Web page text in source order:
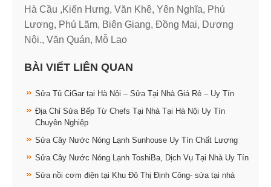
Hà Cầu ,Kiến Hưng, Văn Khê, Yên Nghĩa, Phú
Lương, Phú Lãm, Biên Giang, Đồng Mai, Dương
Nội., Văn Quán, Mỗ Lao
BÀI VIẾT LIÊN QUAN
Sửa Tủ CiGar tại Hà Nội – Sửa Tại Nhà Giá Rẻ – Uy Tín
Địa Chỉ Sửa Bếp Từ Chefs Tại Nhà Tại Hà Nội Uy Tín
Chuyên Nghiệp
Sửa Cây Nước Nóng Lạnh Sunhouse Uy Tín Chất Lượng
Sửa Cây Nước Nóng Lạnh ToshiBa, Dịch Vụ Tại Nhà Uy Tín
Sửa nồi cơm điện tại Khu Đô Thị Định Công- sửa tại nhà